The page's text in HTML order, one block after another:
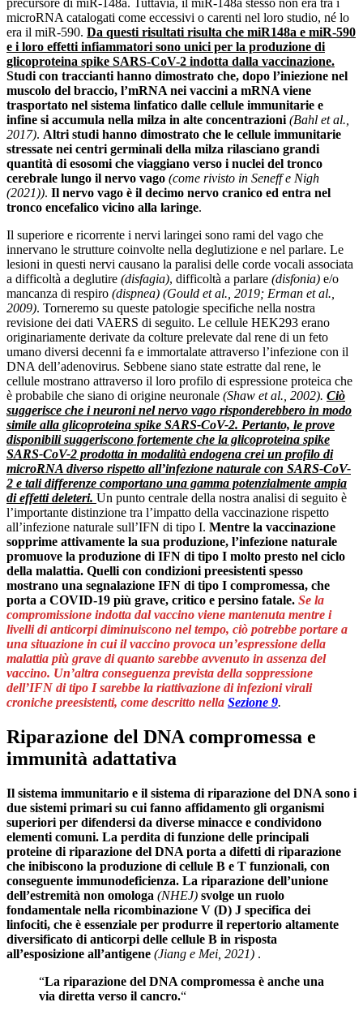
precursore di miR-148a. Tuttavia, il miR-148a stesso non era tra i
microRNA catalogati come eccessivi o carenti nel loro studio, né lo
era il miR-590. Da questi risultati risulta che miR148a e miR-590
e i loro effetti infiammatori sono unici per la produzione di
glicoproteina spike SARS-CoV-2 indotta dalla vaccinazione.
Studi con traccianti hanno dimostrato che, dopo l’iniezione nel
muscolo del braccio, l’mRNA nei vaccini a mRNA viene
trasportato nel sistema linfatico dalle cellule immunitarie e
infine si accumula nella milza in alte concentrazioni (Bahl et al.,
2017). Altri studi hanno dimostrato che le cellule immunitarie
stressate nei centri germinali della milza rilasciano grandi
quantità di esosomi che viaggiano verso i nuclei del tronco
cerebrale lungo il nervo vago (come rivisto in Seneff e Nigh
(2021)). Il nervo vago è il decimo nervo cranico ed entra nel
tronco encefalico vicino alla laringe.
Il superiore e ricorrente i nervi laringei sono rami del vago che
innervano le strutture coinvolte nella deglutizione e nel parlare. Le
lesioni in questi nervi causano la paralisi delle corde vocali associata
a difficoltà a deglutire (disfagia), difficoltà a parlare (disfonia) e/o
mancanza di respiro (dispnea) (Gould et al., 2019; Erman et al.,
2009). Torneremo su queste patologie specifiche nella nostra
revisione dei dati VAERS di seguito. Le cellule HEK293 erano
originariamente derivate da colture prelevate dal rene di un feto
umano diversi decenni fa e immortalate attraverso l’infezione con il
DNA dell’adenovirus. Sebbene siano state estratte dal rene, le
cellule mostrano attraverso il loro profilo di espressione proteica che
è probabile che siano di origine neuronale (Shaw et al., 2002). Ciò
suggerisce che i neuroni nel nervo vago risponderebbero in modo
simile alla glicoproteina spike SARS-CoV-2. Pertanto, le prove
disponibili suggeriscono fortemente che la glicoproteina spike
SARS-CoV-2 prodotta in modalità endogena crei un profilo di
microRNA diverso rispetto all’infezione naturale con SARS-CoV-
2 e tali differenze comportano una gamma potenzialmente ampia
di effetti deleteri. Un punto centrale della nostra analisi di seguito è
l’importante distinzione tra l’impatto della vaccinazione rispetto
all’infezione naturale sull’IFN di tipo I. Mentre la vaccinazione
sopprime attivamente la sua produzione, l’infezione naturale
promuove la produzione di IFN di tipo I molto presto nel ciclo
della malattia. Quelli con condizioni preesistenti spesso
mostrano una segnalazione IFN di tipo I compromessa, che
porta a COVID-19 più grave, critico e persino fatale. Se la
compromissione indotta dal vaccino viene mantenuta mentre i
livelli di anticorpi diminuiscono nel tempo, ciò potrebbe portare a
una situazione in cui il vaccino provoca un’espressione della
malattia più grave di quanto sarebbe avvenuto in assenza del
vaccino. Un’altra conseguenza prevista della soppressione
dell’IFN di tipo I sarebbe la riattivazione di infezioni virali
croniche preesistenti, come descritto nella Sezione 9.
Riparazione del DNA compromessa e
immunità adattativa
Il sistema immunitario e il sistema di riparazione del DNA sono i
due sistemi primari su cui fanno affidamento gli organismi
superiori per difendersi da diverse minacce e condividono
elementi comuni. La perdita di funzione delle principali
proteine ​​di riparazione del DNA porta a difetti di riparazione
che inibiscono la produzione di cellule B e T funzionali, con
conseguente immunodeficienza. La riparazione dell’unione
dell’estremità non omologa (NHEJ) svolge un ruolo
fondamentale nella ricombinazione V (D) J specifica dei
linfociti, che è essenziale per produrre il repertorio altamente
diversificato di anticorpi delle cellule B in risposta
all’esposizione all’antigene (Jiang e Mei, 2021) .
“La riparazione del DNA compromessa è anche una
via diretta verso il cancro.“